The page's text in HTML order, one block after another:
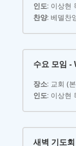
인도: 이상현
찬양: 베델찬
수요 모임
장소: 교회 (
인도: 이상현
새벽 기도